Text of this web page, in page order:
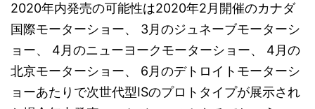
2020年内発売の可能性は2020年2月開催のカナダ
国際モーターショー、 3月のジュネーブモーターシ
ョー、 4月のニューヨークモーターショー、 4月の
北京モーターショー、 6月のデトロイトモーターシ
ョーあたりで次世代型ISのプロトタイプが展示され